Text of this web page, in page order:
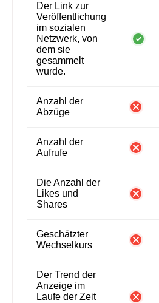
Der Link zur
Veröffentlichung
im sozialen
Netzwerk, von
dem sie
gesammelt
wurde.
Anzahl der
Abzüge
Anzahl der
Aufrufe
Die Anzahl der
Likes und
Shares
Geschätzter
Wechselkurs
Der Trend der
Anzeige im
Laufe der Zeit